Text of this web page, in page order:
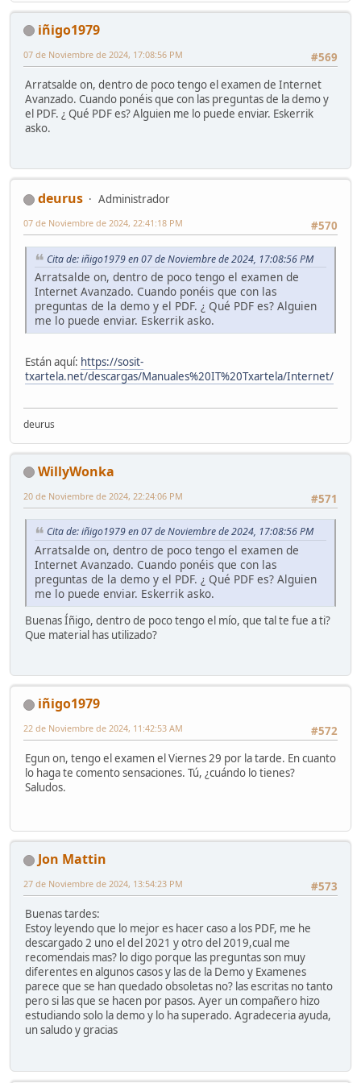
iñigo1979
#569
07 de Noviembre de 2024, 17:08:56 PM
Arratsalde on, dentro de poco tengo el examen de Internet
Avanzado. Cuando ponéis que con las preguntas de la demo y
el PDF. ¿ Qué PDF es? Alguien me lo puede enviar. Eskerrik
asko.
deurus
Administrador
#570
07 de Noviembre de 2024, 22:41:18 PM
Cita de: iñigo1979 en 07 de Noviembre de 2024, 17:08:56 PM
Arratsalde on, dentro de poco tengo el examen de
Internet Avanzado. Cuando ponéis que con las
preguntas de la demo y el PDF. ¿ Qué PDF es? Alguien
me lo puede enviar. Eskerrik asko.
Están aquí: https://sosit-
txartela.net/descargas/Manuales%20IT%20Txartela/Internet/
deurus
WillyWonka
#571
20 de Noviembre de 2024, 22:24:06 PM
Cita de: iñigo1979 en 07 de Noviembre de 2024, 17:08:56 PM
Arratsalde on, dentro de poco tengo el examen de
Internet Avanzado. Cuando ponéis que con las
preguntas de la demo y el PDF. ¿ Qué PDF es? Alguien
me lo puede enviar. Eskerrik asko.
Buenas Íñigo, dentro de poco tengo el mío, que tal te fue a ti?
Que material has utilizado?
iñigo1979
#572
22 de Noviembre de 2024, 11:42:53 AM
Egun on, tengo el examen el Viernes 29 por la tarde. En cuanto
lo haga te comento sensaciones. Tú, ¿cuándo lo tienes?
Saludos.
Jon Mattin
#573
27 de Noviembre de 2024, 13:54:23 PM
Buenas tardes:
Estoy leyendo que lo mejor es hacer caso a los PDF, me he
descargado 2 uno el del 2021 y otro del 2019,cual me
recomendais mas? lo digo porque las preguntas son muy
diferentes en algunos casos y las de la Demo y Examenes
parece que se han quedado obsoletas no? las escritas no tanto
pero si las que se hacen por pasos. Ayer un compañero hizo
estudiando solo la demo y lo ha superado. Agradeceria ayuda,
un saludo y gracias